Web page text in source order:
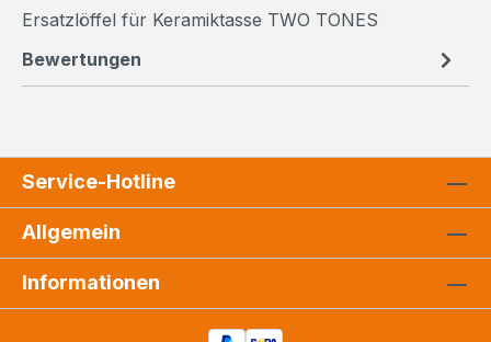
Ersatzlöffel für Keramiktasse TWO TONES
Bewertungen
Service-Hotline
Allgemein
Informationen